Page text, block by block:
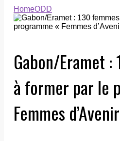
HomeODD
Gabon/Eramet :
à former par le
Femmes